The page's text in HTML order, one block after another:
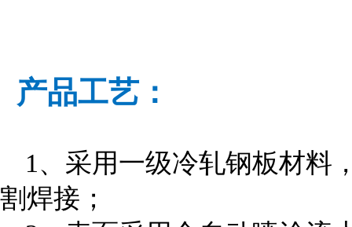
产品工艺：
1、采用一级冷轧钢板材料
割焊接；